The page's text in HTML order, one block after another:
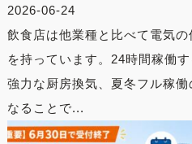
2026-06-24
飲食店は他業種と比べて電気
を持っています。24時間稼働
強力な厨房換気、夏冬フル稼
なることで...